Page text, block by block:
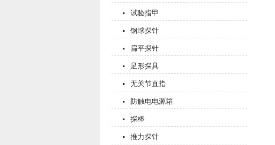
试验指甲
钢球探针
扁平探针
足形探具
无关节直指
防触电电源箱
探棒
推力探针